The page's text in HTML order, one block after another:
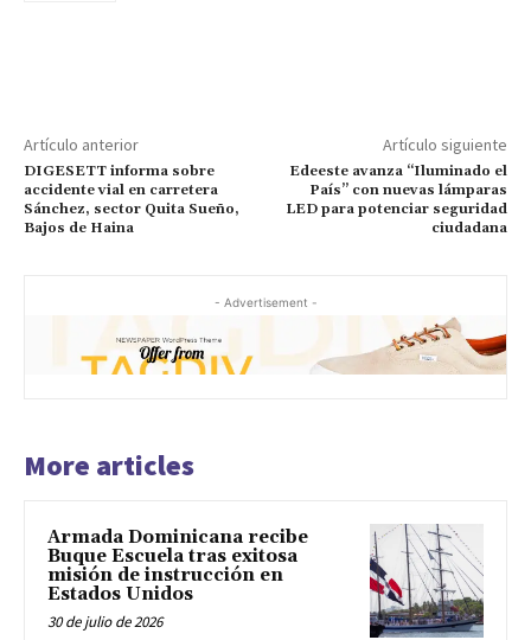
Artículo anterior
DIGESETT informa sobre
accidente vial en carretera
Sánchez, sector Quita Sueño,
Bajos de Haina
Artículo siguiente
Edeeste avanza “Iluminado el
País” con nuevas lámparas
LED para potenciar seguridad
ciudadana
- Advertisement -
More articles
Armada Dominicana recibe
Buque Escuela tras exitosa
misión de instrucción en
Estados Unidos
30 de julio de 2026